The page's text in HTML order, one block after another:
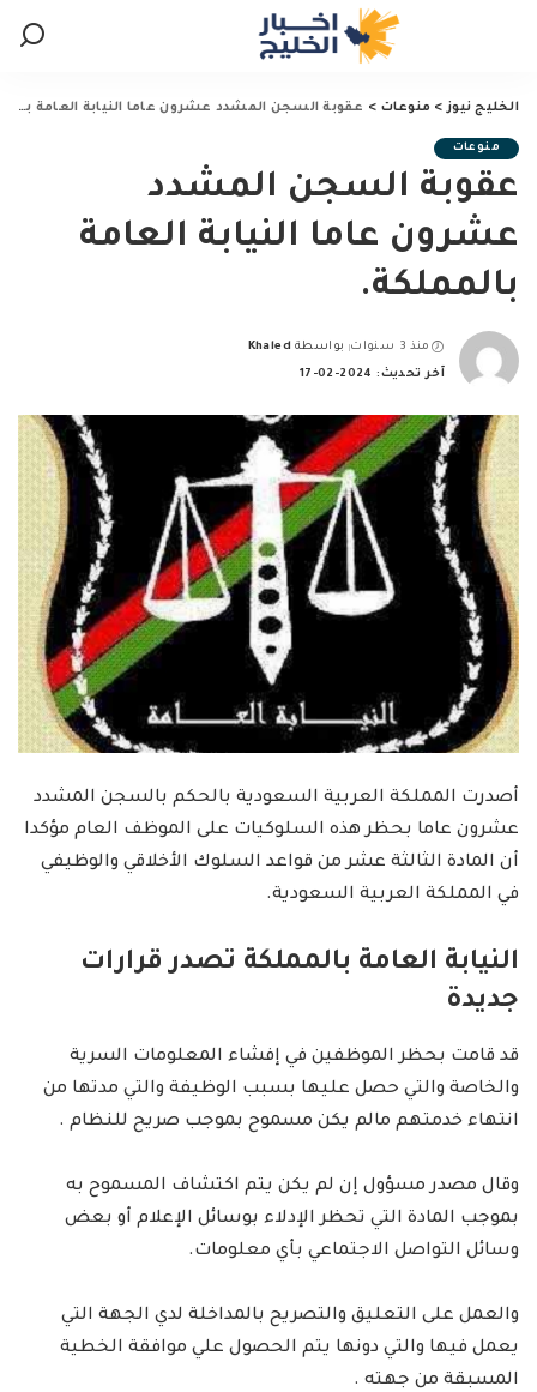
الخليج نيوز> منوعات > عقوبة السجن المشدد عشرون عاما النيابة العامة بالمملكة.
منوعات
عقوبة السجن المشدد
عشرون عاما النيابة العامة
بالمملكة.
منذ 3 سنوات
Posted
by
بواسطة Khaled
آخر تحديث: 2024-02-17
أصدرت المملكة العربية السعودية بالحكم بالسجن المشدد
عشرون عاما بحظر هذه السلوكيات على الموظف العام مؤكدا
أن المادة الثالثة عشر من قواعد السلوك الأخلاقي والوظيفي
في المملكة العربية السعودية.
النيابة العامة بالمملكة تصدر قرارات
جديدة
قد قامت بحظر الموظفين في إفشاء المعلومات السرية
والخاصة والتي حصل عليها بسبب الوظيفة والتي مدتها من
انتهاء خدمتهم مالم يكن مسموح بموجب صريح للنظام .
وقال مصدر مسؤول إن لم يكن يتم اكتشاف المسموح به
بموجب المادة التي تحظر الإدلاء بوسائل الإعلام أو بعض
وسائل التواصل الاجتماعي بأي معلومات.
والعمل على التعليق والتصريح بالمداخلة لدي الجهة التي
يعمل فيها والتي دونها يتم الحصول علي موافقة الخطية
المسبقة من جهته .